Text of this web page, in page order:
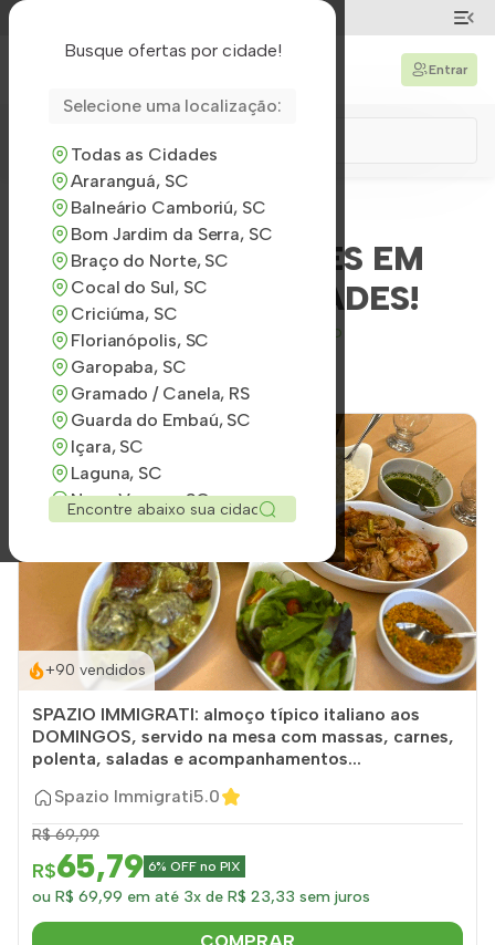
Entrar
Busque ofertas por cidade!
Selecione uma localização:
Todas as Cidades
Araranguá, SC
Balneário Camboriú, SC
Bom Jardim da Serra, SC
Braço do Norte, SC
Cocal do Sul, SC
Criciúma, SC
Florianópolis, SC
Garopaba, SC
Gramado / Canela, RS
Guarda do Embaú, SC
Içara, SC
Laguna, SC
Nova Veneza, SC
Praia do Rosa, SC
Siderópolis, SC
Sto Amaro da Impe., SC
Timbé do Sul, SC
Torres, RS
Três Coroas, RS
Urubici, SC
Urussanga, SC
OPORTUNIDADES EM
TODAS AS CIDADES!
Mudar de localização
+90 vendidos
SPAZIO IMMIGRATI: almoço típico italiano aos
DOMINGOS, servido na mesa com massas, carnes,
polenta, saladas e acompanhamentos...
Spazio Immigrati5.0
R$ 69,99
R$65,79 6% OFF no PIX
ou R$ 69,99 em até 3x de R$ 23,33 sem juros